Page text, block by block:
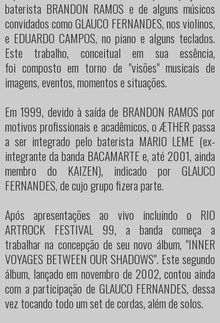
baterista BRANDON RAMOS e de alguns músicos
convidados como GLAUCO FERNANDES, nos violinos,
e EDUARDO CAMPOS, no piano e alguns teclados.
Este trabalho, conceitual em sua essência,
foi composto em torno de "visões" musicais de
imagens, eventos, momentos e situações.
Em 1999, devido à saída de BRANDON RAMOS por
motivos profissionais e acadêmicos, o ÆTHER passa
a ser integrado pelo baterista MARIO LEME (ex-
integrante da banda BACAMARTE e, até 2001, ainda
membro do KAIZEN), indicado por GLAUCO
FERNANDES, de cujo grupo fizera parte.
Após apresentações ao vivo incluindo o RIO
ARTROCK FESTIVAL 99, a banda começa a
trabalhar na concepção de seu novo álbum, "INNER
VOYAGES BETWEEN OUR SHADOWS". Este segundo
álbum, lançado em novembro de 2002, contou ainda
com a participação de GLAUCO FERNANDES, dessa
vez tocando todo um set de cordas, além de solos.